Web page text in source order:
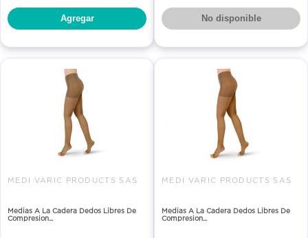
Agregar No disponible
MEDI VARIC PRODUCTS SAS
Medias A La Cadera Dedos Libres De
Compresion...
MEDI VARIC PRODUCTS SAS
Medias A La Cadera Dedos Libres De
Compresion...